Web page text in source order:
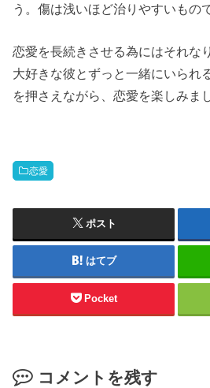
う。傷は浅いほど治りやすいもの
恋愛を長続きさせる為にはそれな
大好きな彼とずっと一緒にいられ
を押さえながら、恋愛を楽しみま
恋愛
ポスト
はてブ
Pocket
コメントを残す